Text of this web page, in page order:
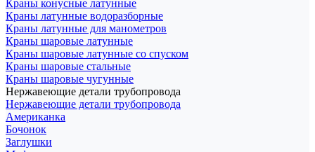
Краны конусные латунные
Краны латунные водоразборные
Краны латунные для манометров
Краны шаровые латунные
Краны шаровые латунные со спуском
Краны шаровые стальные
Краны шаровые чугунные
Нержавеющие детали трубопровода
Нержавеющие детали трубопровода
Американка
Бочонок
Заглушки